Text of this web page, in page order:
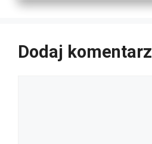
Dodaj komentarz